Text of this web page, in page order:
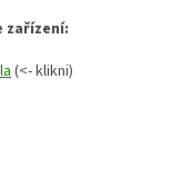
zařízení:
(<- klikni)